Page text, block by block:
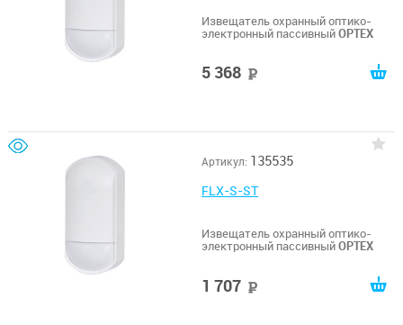
Извещатель охранный оптико-
электронный пассивныйOPTEX
5 368
Артикул: 135535
FLX-S-ST
Извещатель охранный оптико-
электронный пассивныйOPTEX
1 707